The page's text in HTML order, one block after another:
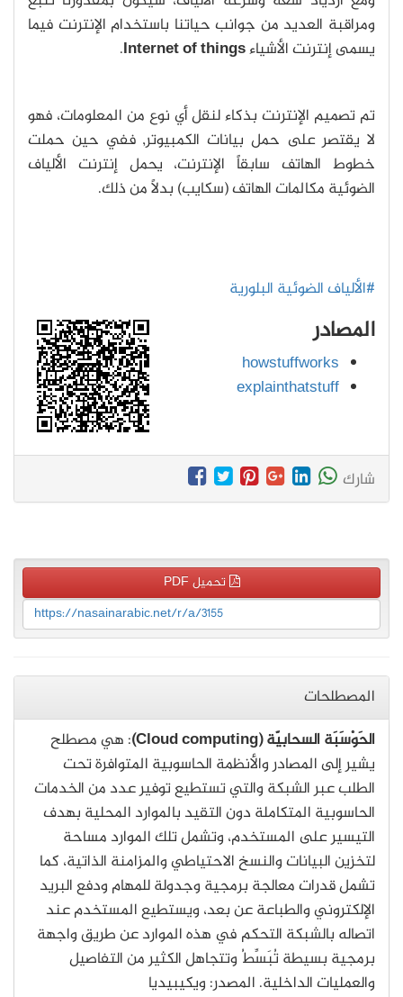
ومراقبة العديد من جوانب حياتنا باستخدام الإنترنت فيما
يسمى إنترنت الأشياءInternet of things
.
تم تصميم الإنترنت بذكاء لنقل أي نوع من المعلومات، فهو
لا يقتصر على حمل بيانات الكمبيوتر, ففي حين حملت
خطوط الهاتف سابقاً الإنترنت، يحمل إنترنت الألياف
الضوئية مكالمات الهاتف (سكايب) بدلاً من ذلك.
#الألياف الضوئية البلورية
المصادر
howstuffworks
explainthatstuff
شارك
تحميل PDF
https://nasainarabic.net/r/a/3155
المصطلحات
الحَوْسَبَة السحابيّة (Cloud computing)
: هي مصطلح
يشير إلى المصادر والأنظمة الحاسوبية المتوافرة تحت
الطلب عبر الشبكة والتي تستطيع توفير عدد من الخدمات
الحاسوبية المتكاملة دون التقيد بالموارد المحلية بهدف
التيسير على المستخدم، وتشمل تلك الموارد مساحة
لتخزين البيانات والنسخ الاحتياطي والمزامنة الذاتية، كما
تشمل قدرات معالجة برمجية وجدولة للمهام ودفع البريد
الإلكتروني والطباعة عن بعد، ويستطيع المستخدم عند
اتصاله بالشبكة التحكم في هذه الموارد عن طريق واجهة
برمجية بسيطة تُبَسِّطُ وتتجاهل الكثير من التفاصيل
والعمليات الداخلية. المصدر: ويكيبيديا